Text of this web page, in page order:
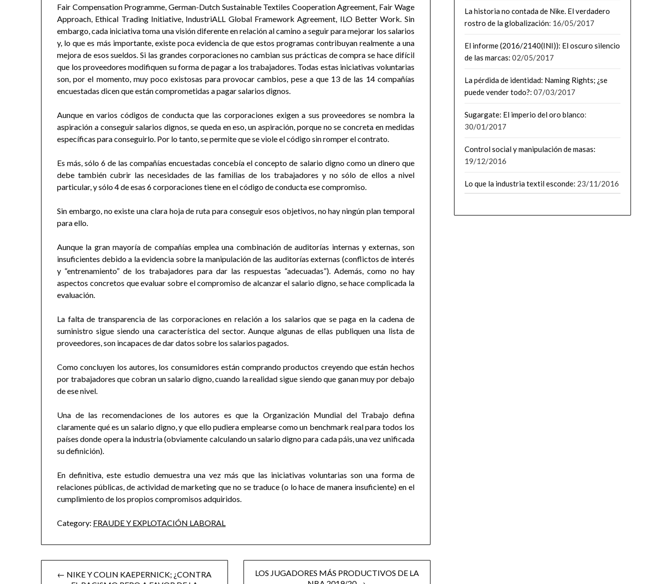
Fair Compensation Programme, German-Dutch Sustainable Textiles Cooperation Agreement, Fair Wage
Approach, Ethical Trading Initiative, IndustriALL Global Framework Agreement, ILO Better Work. Sin
embargo, cada iniciativa toma una visión diferente en relación al camino a seguir para mejorar los salarios
y, lo que es más importante, existe poca evidencia de que estos programas contribuyan realmente a una
mejora de esos sueldos. Si las grandes corporaciones no cambian sus prácticas de compra se hace difícil
que los proveedores modifiquen su forma de pagar a los trabajadores. Todas estas iniciativas voluntarias
son, por el momento, muy poco existosas para provocar cambios, pese a que 13 de las 14 compañías
encuestadas dicen que están comprometidas a pagar salarios dignos.
Aunque en varios códigos de conducta que las corporaciones exigen a sus proveedores se nombra la
aspiración a conseguir salarios dignos, se queda en eso, un aspiración, porque no se concreta en medidas
específicas para conseguirlo. Por lo tanto, se permite que se viole el código sin romper el contrato.
Es más, sólo 6 de las compañías encuestadas concebía el concepto de salario digno como un dinero que
debe también cubrir las necesidades de las familias de los trabajadores y no sólo de ellos a nivel
particular, y sólo 4 de esas 6 corporaciones tiene en el código de conducta ese compromiso.
Sin embargo, no existe una clara hoja de ruta para conseguir esos objetivos, no hay ningún plan temporal
para ello.
Aunque la gran mayoría de compañías emplea una combinación de auditorías internas y externas, son
insuficientes debido a la evidencia sobre la manipulación de las auditorías externas (conflictos de interés
y “entrenamiento” de los trabajadores para dar las respuestas “adecuadas”). Además, como no hay
aspectos concretos que evaluar sobre el compromiso de alcanzar el salario digno, se hace complicada la
evaluación.
La falta de transparencia de las corporaciones en relación a los salarios que se paga en la cadena de
suministro sigue siendo una característica del sector. Aunque algunas de ellas publiquen una lista de
proveedores, son incapaces de dar datos sobre los salarios pagados.
Como concluyen los autores, los consumidores están comprando productos creyendo que están hechos
por trabajadores que cobran un salario digno, cuando la realidad sigue siendo que ganan muy por debajo
de ese nivel.
Una de las recomendaciones de los autores es que la Organización Mundial del Trabajo defina
claramente qué es un salario digno, y que ello pudiera emplearse como un benchmark real para todos los
países donde opera la industria (obviamente calculando un salario digno para cada páis, una vez unificada
su definición).
En definitiva, este estudio demuestra una vez más que las iniciativas voluntarias son una forma de
relaciones públicas, de actividad de marketing que no se traduce (o lo hace de manera insuficiente) en el
cumplimiento de los propios compromisos adquiridos.
Category: FRAUDE Y EXPLOTACIÓN LABORAL
← NIKE Y COLIN KAEPERNICK; ¿CONTRA
LOS JUGADORES MÁS PRODUCTIVOS DE LA
La historia no contada de Nike. El verdadero
rostro de la globalización: 16/05/2017
El informe (2016/2140(INI)): El oscuro silencio
de las marcas: 02/05/2017
La pérdida de identidad: Naming Rights; ¿se
puede vender todo?: 07/03/2017
Sugargate: El imperio del oro blanco:
30/01/2017
Control social y manipulación de masas:
19/12/2016
Lo que la industria textil esconde: 23/11/2016